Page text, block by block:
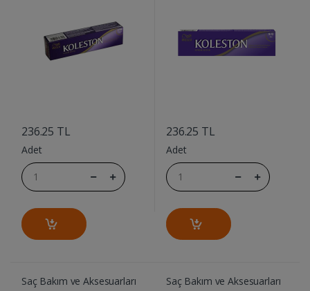
236.25 TL
Adet
236.25 TL
Adet
Saç Bakım ve Aksesuarları Saç Bakım ve Aksesuarları